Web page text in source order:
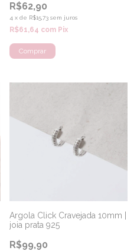
R$62,90
4 x de R$15,73 sem juros
R$61,64 com Pix
Argola Click Cravejada 10mm |
joia prata 925
R$99,90